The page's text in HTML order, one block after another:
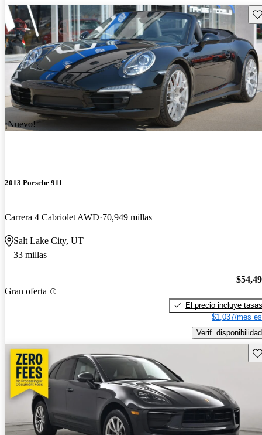
¡Nuevo!
2013 Porsche 911
Carrera 4 Cabriolet AWD 70,949 millas
Salt Lake City, UT
33 millas
Gran oferta
El precio incluye tasas
$1,037/mes
Verif. disponibilidad